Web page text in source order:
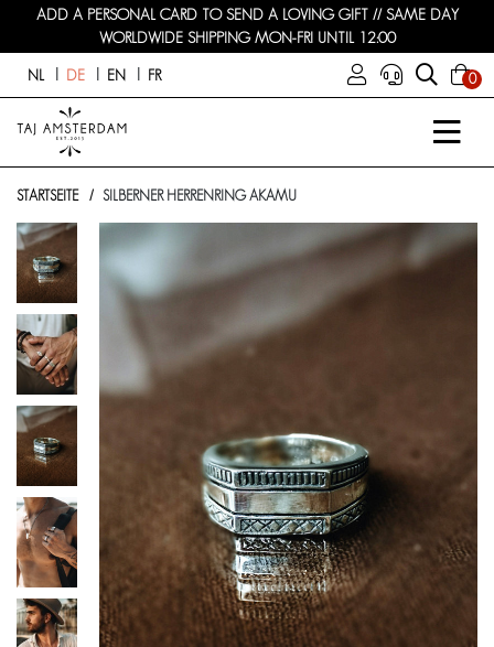
ADD A PERSONAL CARD TO SEND A LOVING GIFT // SAME DAY
WORLDWIDE SHIPPING MON-FRI UNTIL 12:00
NL DE EN FR 0
STARTSEITE SILBERNER HERRENRING AKAMU